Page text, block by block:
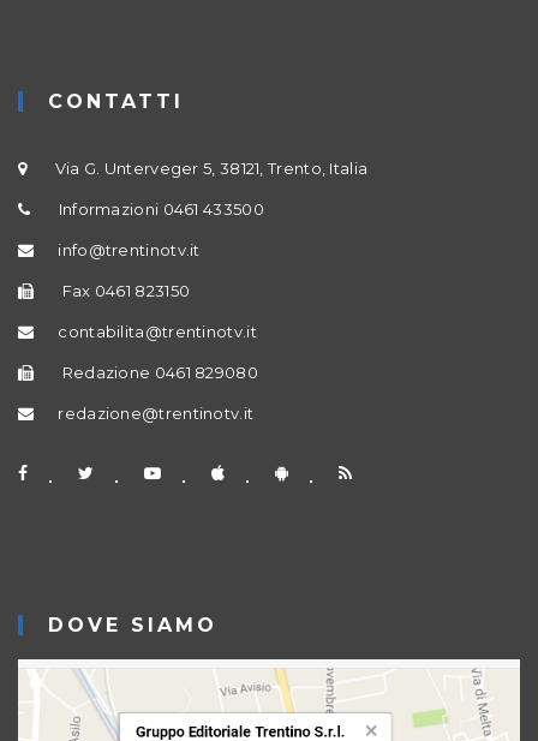
CONTATTI
Via G. Unterveger 5, 38121, Trento, Italia
Informazioni 0461 433500
info@trentinotv.it
Fax 0461 823150
contabilita@trentinotv.it
Redazione 0461 829080
redazione@trentinotv.it
DOVE SIAMO